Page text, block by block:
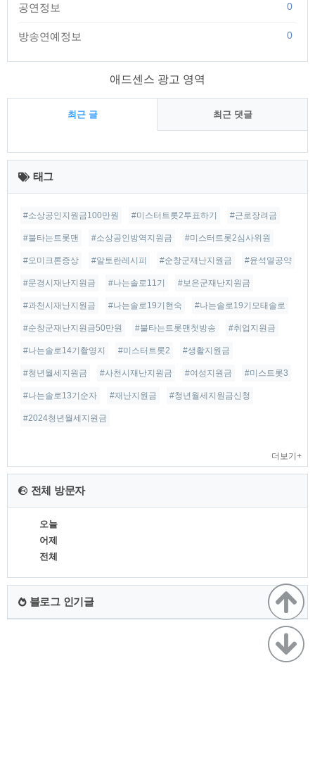
공연정보 0
방송연예정보 0
애드센스 광고 영역
최근 글 최근 댓글
최
근
글
태그
#소상공인지원금100만원 #미스터트롯2투표하기 #근로장려금
#불타는트롯맨 #소상공인방역지원금 #미스터트롯2심사위원
#오미크론증상 #알토란레시피 #순창군재난지원금 #윤석열공약
#문경시재난지원금 #나는솔로11기 #보은군재난지원금
#과천시재난지원금 #나는솔로19기현숙 #나는솔로19기모태솔로
#순창군재난지원금50만원 #불타는트롯맨첫방송 #취업지원금
#나는솔로14기촬영지 #미스터트롯2 #생활지원금
#청년월세지원금 #사천시재난지원금 #여성지원금 #미스트롯3
#나는솔로13기순자 #재난지원금 #청년월세지원금신청
#2024청년월세지원금
더보기+
전체 방문자
오늘
어제
전체
블로그 인기글